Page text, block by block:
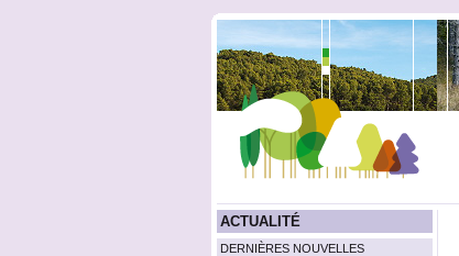
ACTUALITÉ
DERNIÈRES NOUVELLES